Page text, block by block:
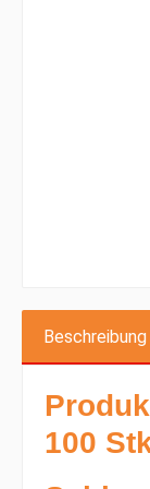
Beschreibung
100